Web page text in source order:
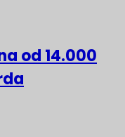
od 14.000